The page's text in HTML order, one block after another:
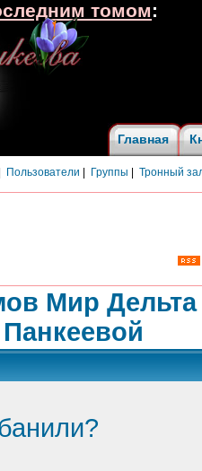
Главная
Пользователи Группы Тронный
Мир
томом: